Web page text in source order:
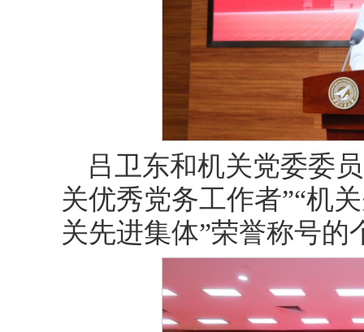
吕卫东和机关党委委
关优秀党务工作者”“机
关先进集体”荣誉称号的